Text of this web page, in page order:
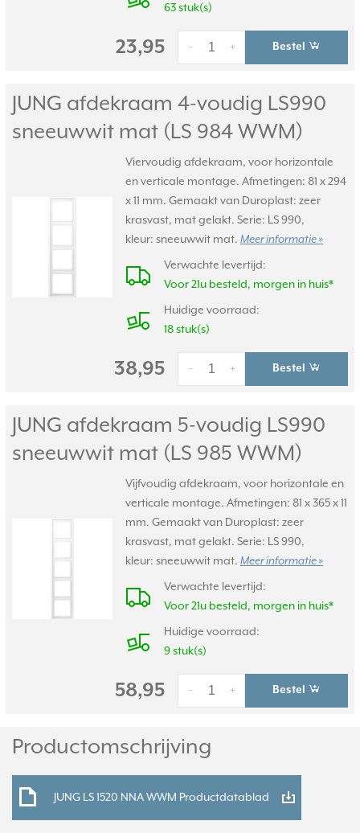
63 stuk(s)
23,95 +
- Bestel
JUNG afdekraam 4-voudig LS990
sneeuwwit mat (LS 984 WWM)
Viervoudig afdekraam, voor horizontale
en verticale montage. Afmetingen: 81 x 294
x 11 mm. Gemaakt van Duroplast: zeer
krasvast, mat gelakt. Serie: LS 990,
kleur: sneeuwwit mat. Meer informatie »
Verwachte levertijd:
Voor 21u besteld, morgen in huis*
Huidige voorraad:
18 stuk(s)
38,95 +
- Bestel
JUNG afdekraam 5-voudig LS990
sneeuwwit mat (LS 985 WWM)
Vijfvoudig afdekraam, voor horizontale en
verticale montage. Afmetingen: 81 x 365 x 11
mm. Gemaakt van Duroplast: zeer
krasvast, mat gelakt. Serie: LS 990,
kleur: sneeuwwit mat. Meer informatie »
Verwachte levertijd:
Voor 21u besteld, morgen in huis*
Huidige voorraad:
9 stuk(s)
58,95 +
- Bestel
Productomschrijving
JUNG LS 1520 NNA WWM Productdatablad